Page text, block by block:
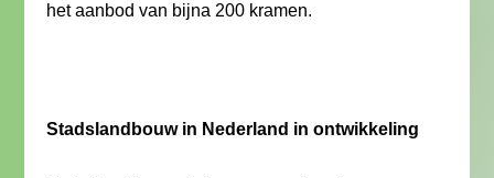
het aanbod van bijna 200 kramen.
Stadslandbouw in Nederland in ontwikkeling